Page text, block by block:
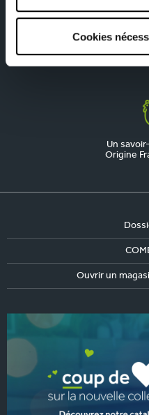
Cookies
Un
Origine
Ouvrir un